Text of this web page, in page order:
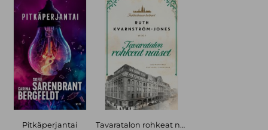
Pitkäperjantai Tavaratalon rohkeat naiset